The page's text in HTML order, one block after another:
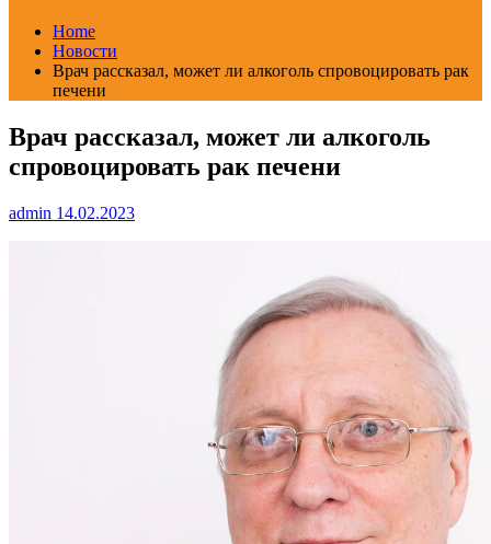
Home
Новости
Врач рассказал, может ли алкоголь спровоцировать рак
печени
Врач рассказал, может ли алкоголь
спровоцировать рак печени
admin 14.02.2023